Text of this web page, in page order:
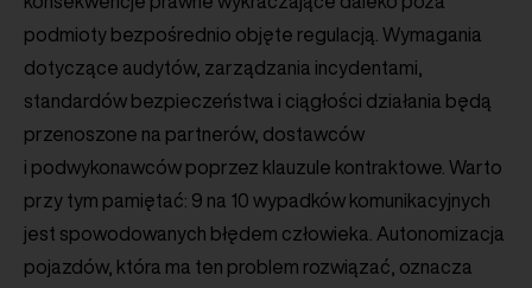
podmioty bezpośrednio objęte regulacją. Wymagania
dotyczące audytów, zarządzania incydentami,
standardów bezpieczeństwa i ciągłości działania będą
przenoszone na partnerów, dostawców
i podwykonawców poprzez klauzule kontraktowe. Warto
przy tym pamiętać: 9 na 10 wypadków komunikacyjnych
jest spowodowanych błędem człowieka. Autonomizacja
pojazdów, która ma ten problem rozwiązać, oznacza